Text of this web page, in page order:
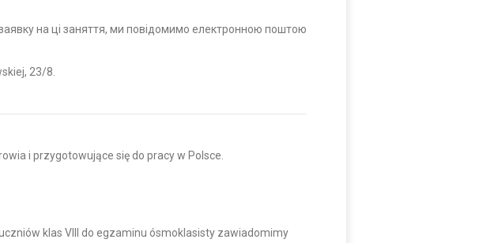
заявку на ці заняття, ми повідомимо електронною поштою
23/8.
i przygotowujące się do pracy w Polsce.
klas VIII do egzaminu ósmoklasisty zawiadomimy